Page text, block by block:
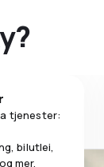
tjenester:
bilutlei,
mer.